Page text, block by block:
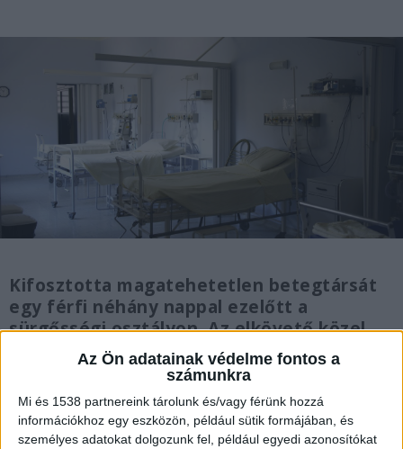
Az Ön adatainak védelme fontos a
számunkra
Mi és 1538 partnereink tárolunk és/vagy férünk hozzá
információkhoz egy eszközön, például sütik formájában, és
személyes adatokat dolgozunk fel, például egyedi azonosítókat
Kifosztotta magatehetetlen betegtársát
egy férfi néhány nappal ezelőtt a
sürgősségi osztályon. Az elkövető közel
félmillió forintot zsákmányolt az ágyhoz
kötött áldozatától. A Kecskeméti Járási
Ügyészség gyorsított eljárásban állította
bíróság elé a kifosztás bűntettével vádolt
férfit.